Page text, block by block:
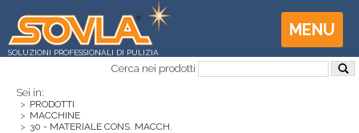
SOLUZIONI PROFESSIONALI DI PULIZIA
MENU
Cerca nei prodotti
Sei in:
> PRODOTTI
> MACCHINE
> 30 - MATERIALE CONS. MACCH.